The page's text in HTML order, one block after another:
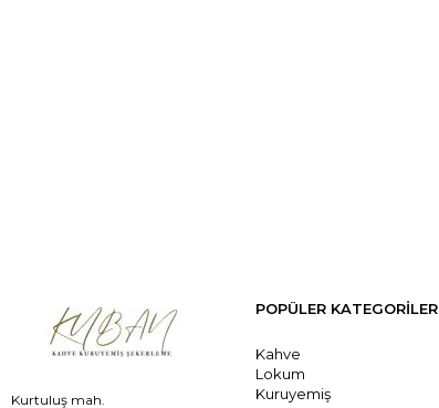
Kurtuluş mah.
POPÜLER KATEGORİLER
Kahve
Lokum
Kuruyemiş